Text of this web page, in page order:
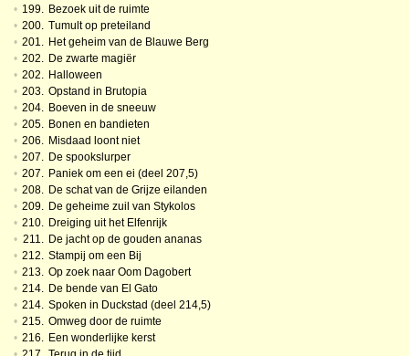
• 199. Bezoek uit de ruimte
• 200. Tumult op preteiland
• 201. Het geheim van de Blauwe Berg
• 202. De zwarte magiër
• 202. Halloween
• 203. Opstand in Brutopia
• 204. Boeven in de sneeuw
• 205. Bonen en bandieten
• 206. Misdaad loont niet
• 207. De spookslurper
• 207. Paniek om een ei (deel 207,5)
• 208. De schat van de Grijze eilanden
• 209. De geheime zuil van Stykolos
• 210. Dreiging uit het Elfenrijk
• 211. De jacht op de gouden ananas
• 212. Stampij om een Bij
• 213. Op zoek naar Oom Dagobert
• 214. De bende van El Gato
• 214. Spoken in Duckstad (deel 214,5)
• 215. Omweg door de ruimte
• 216. Een wonderlijke kerst